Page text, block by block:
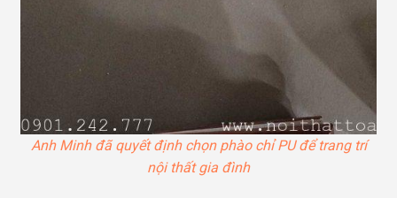
Anh Minh đã quyết định chọn phào chỉ PU để trang trí
nội thất gia đình